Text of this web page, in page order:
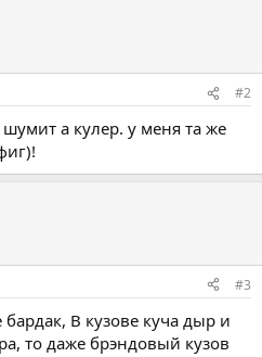
#2
шумит а кулер. у меня та же
#3
В кузове куча дыр и
то даже брэндовый кузов